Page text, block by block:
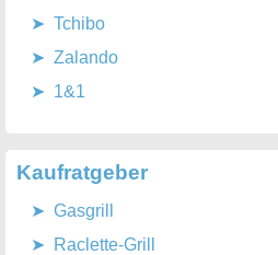
Tchibo
Zalando
1&1
Kaufratgeber
Gasgrill
Raclette-Grill